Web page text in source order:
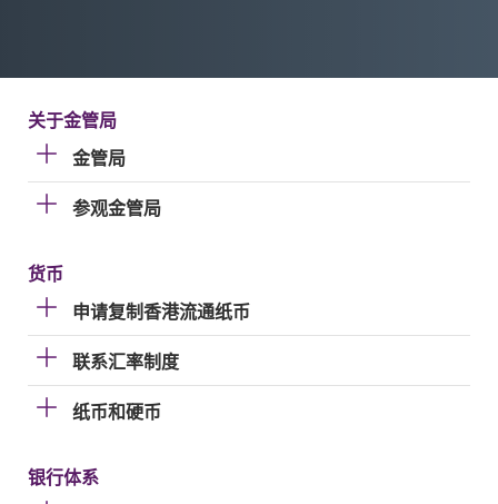
关于金管局
金管局
参观金管局
货币
申请复制香港流通纸币
联系汇率制度
纸币和硬币
银行体系